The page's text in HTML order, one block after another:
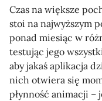
Czas na większe
stoi na najwyższym
ponad miesiąc w
testując jego
aby jakaś aplikacja
nich otwiera się
płynność animacji –